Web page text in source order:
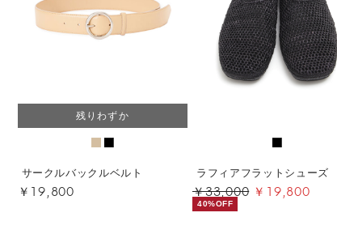
残りわずか
サークルバックルベルト
￥19,800
ラフィアフラットシューズ
￥33,000 ￥19,800
40%OFF